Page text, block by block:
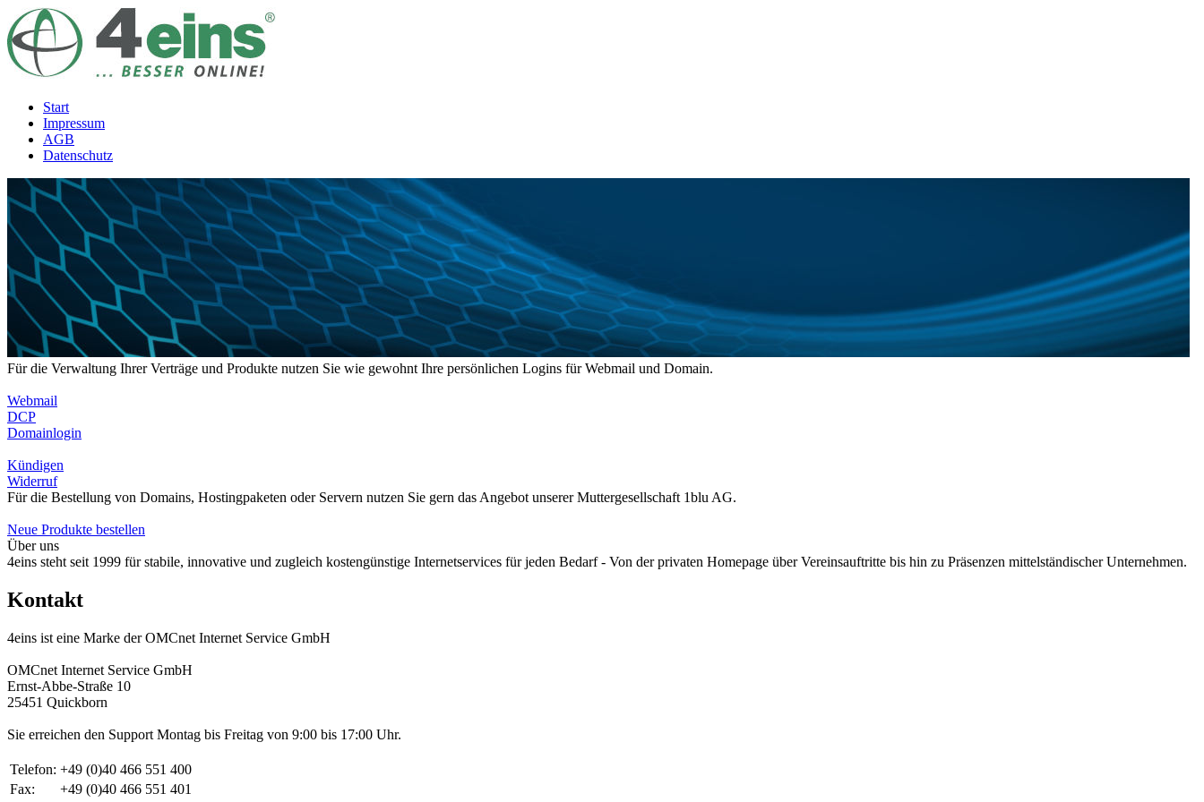
Start
Impressum
AGB
Datenschutz
Für die Verwaltung Ihrer Verträge und Produkte nutzen Sie wie gewohnt Ihre persönlichen Logins für Webmail und Domain.
Webmail
DCP
Domainlogin
Kündigen
Widerruf
Für die Bestellung von Domains, Hostingpaketen oder Servern nutzen Sie gern das Angebot unserer Muttergesellschaft 1blu AG.
Neue Produkte bestellen
Über uns
4eins steht seit 1999 für stabile, innovative und zugleich kostengünstige Internetservices für jeden Bedarf - Von der privaten Homepage über Vereinsauftritte bis hin zu Präsenzen mittelständischer Unternehmen.
Kontakt
4eins ist eine Marke der OMCnet Internet Service GmbH
OMCnet Internet Service GmbH
Ernst-Abbe-Straße 10
25451 Quickborn
Sie erreichen den Support Montag bis Freitag von 9:00 bis 17:00 Uhr.
Telefon: +49 (0)40 466 551 400
Fax:
+49 (0)40 466 551 401